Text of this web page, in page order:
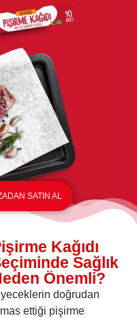
SATIN AL
Kağıdı
Sağlık
Önemli?
doğrudan
ettiği pişirme